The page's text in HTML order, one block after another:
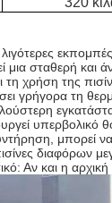
μια σταθερή και
τη χρήση της
γρήγορα τη
υπερβολικό
μπορεί να
διαφόρων
Αν και η